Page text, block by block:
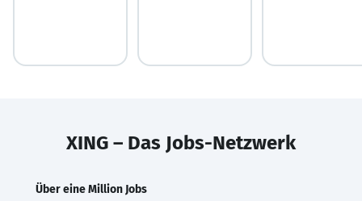
XING – Das Jobs-Netzwerk
Über eine Million Jobs